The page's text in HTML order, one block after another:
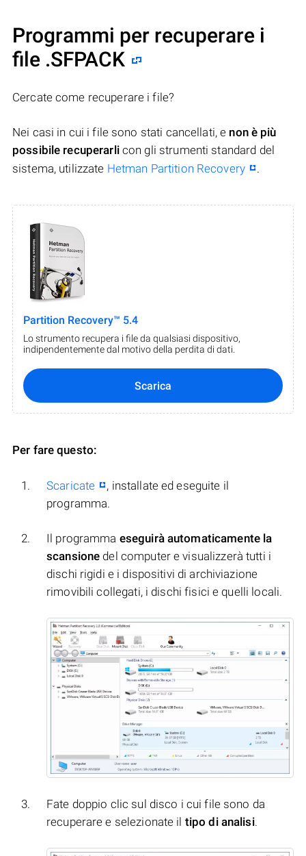
Programmi per recuperare i
file .SFPACK
Cercate come recuperare i file?
Nei casi in cui i file sono stati cancellati, e non è più
possibile recuperarlicon gli strumenti standard del
sistema, utilizzate Hetman Partition Recovery .
Partition Recovery™ 5.4
Lo strumento recupera i file da qualsiasi dispositivo,
indipendentemente dal motivo della perdita di dati.
Scarica
Per fare questo:
Scaricate
, installate ed eseguite il
programma.
Il programma eseguirà automaticamente la
scansione del computer e visualizzerà tutti i
dischi rigidi e i dispositivi di archiviazione
rimovibili collegati, i dischi fisici e quelli locali.
Fate doppio clic sul disco i cui file sono da
recuperare e selezionate il tipo di analisi.